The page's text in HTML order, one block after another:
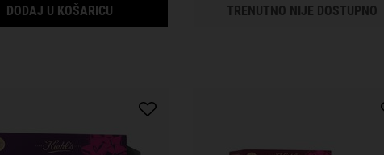
DODAJ U KOŠARICU POKLON SET AGE-LESS EXPERTSTRENUTNO NIJE DOSTUPNO